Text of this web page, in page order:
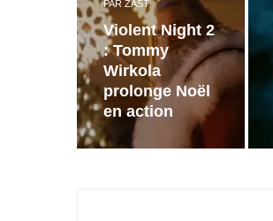
PAR ZAST
Violent Night 2
: Tommy
Wirkola
prolonge Noël
en action